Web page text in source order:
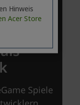
Hinweis
Acer Store